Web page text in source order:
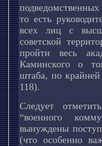
то есть
всех лиц с
советской
пройти весь
Каминского о
штаба, по
118).
Следует
“военного
вынуждены
(что особенно